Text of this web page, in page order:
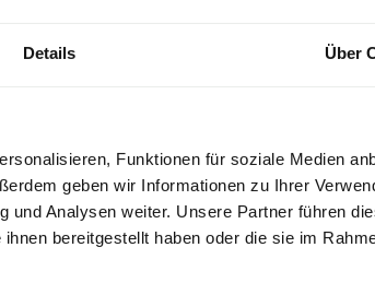
Details Über
Funktionen für soziale Medien
geben wir Informationen zu Ihrer
Analysen weiter. Unsere Partner führen
bereitgestellt haben oder die sie im
4,90 von 5
zu erhalten, wählen Sie bitteIhren Ort aus